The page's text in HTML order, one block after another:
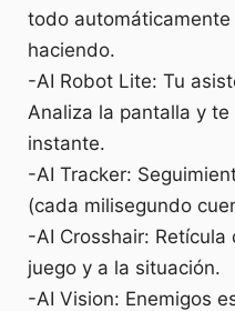
todo
haciendo.
-AI Robot Lite: Tu
Analiza la pantalla y
instante.
-AI Tracker:
(cada milisegundo
-AI Crosshair:
juego y a la situación.
-AI Vision: Enemigos